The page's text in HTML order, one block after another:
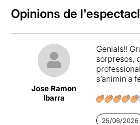
Opinions de
Jose Ramon
Ibarra
Genials!!
sorpresos,
s’animin a
25/06/2026